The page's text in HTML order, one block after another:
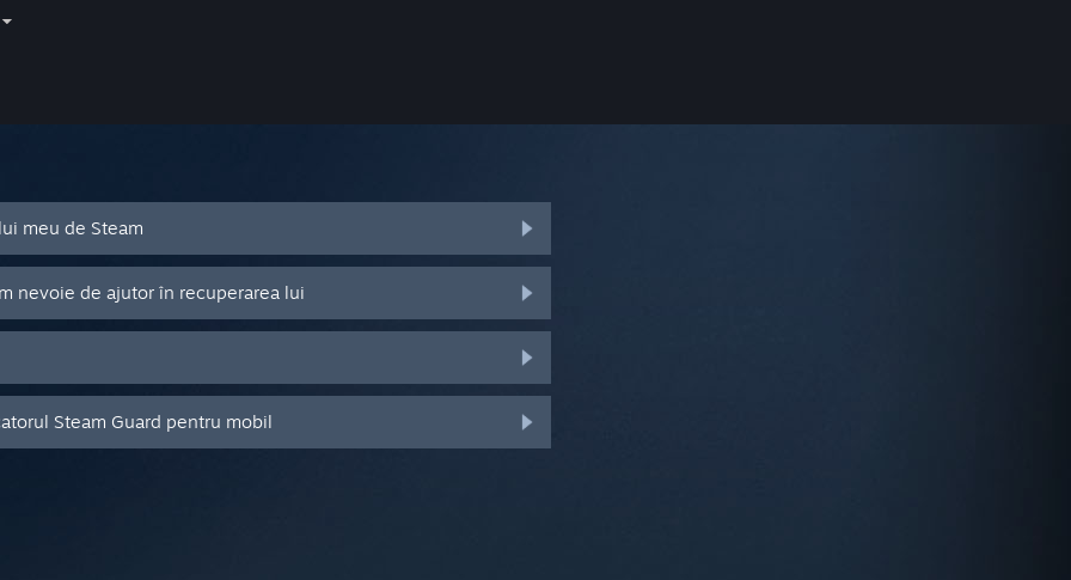
meu de Steam
nevoie de ajutor în recuperarea lui
Steam Guard pentru mobil